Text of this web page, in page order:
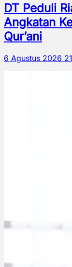
DT Peduli
Angkatan
Qur’ani
6 Agustus 2026